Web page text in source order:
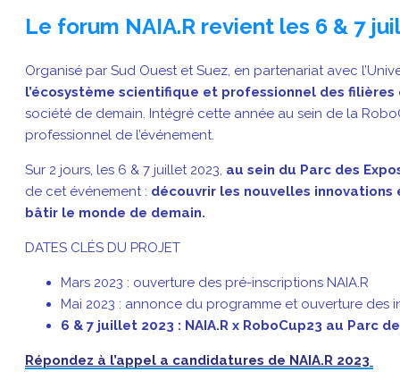
Le forum NAIA.R revient les 6 & 7
Organisé par Sud Ouest et Suez, en partenariat avec
l’écosystème scientifique et professionnel des
société de demain. Intégré cette année au sein de la
professionnel de l’événement.
Sur 2 jours, les 6 & 7 juillet 2023, au sein du Parc des
de cet événement : découvrir les nouvelles
bâtir le monde de demain.
DATES CLÉS DU PROJET
Mars 2023 : ouverture des pré-inscriptions NAIA.R
Mai 2023 : annonce du programme et ouverture des
6 & 7 juillet 2023 : NAIA.R x RoboCup23 au Parc
Répondez à l’appel a candidatures de NAIA.R 2023